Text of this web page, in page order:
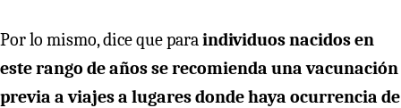
Por lo mismo, dice que para individuos nacidos en
este rango de años se recomienda una vacunación
previa a viajes a lugares donde haya ocurrencia de